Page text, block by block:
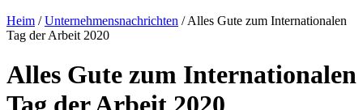
Heim /Unternehmensnachrichten /Alles Gute zum Internationalen
Tag der Arbeit 2020
Alles Gute zum Internationalen